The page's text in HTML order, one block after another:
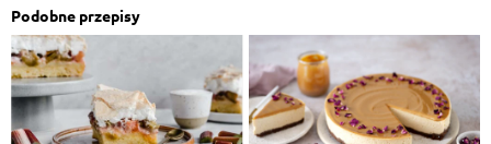
Podobne przepisy